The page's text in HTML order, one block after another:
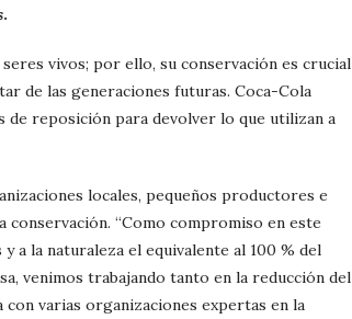
vivos; por ello, su conservación es crucial
de las generaciones futuras. Coca-Cola
de reposición para devolver lo que utilizan a
locales, pequeños productores e
conservación. “Como compromiso en este
a la naturaleza el equivalente al 100 % del
venimos trabajando tanto en la reducción del
varias organizaciones expertas en la